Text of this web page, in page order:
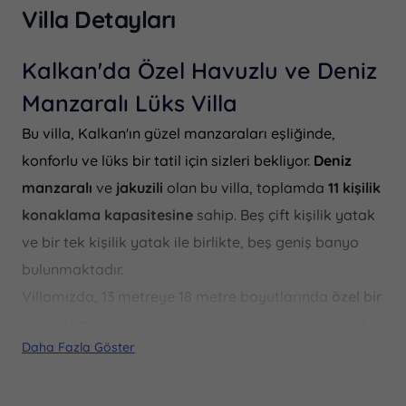
Villa Detayları
Kalkan'da Özel Havuzlu ve Deniz
Manzaralı Lüks Villa
Bu villa, Kalkan'ın güzel manzaraları eşliğinde,
konforlu ve lüks bir tatil için sizleri bekliyor. Deniz
manzaralı ve jakuzili olan bu villa, toplamda 11 kişilik
konaklama kapasitesine sahip. Beş çift kişilik yatak
ve bir tek kişilik yatak ile birlikte, beş geniş banyo
bulunmaktadır.
metredir, bu da yüzme keyfini doruklarda
Daha Fazla Göster